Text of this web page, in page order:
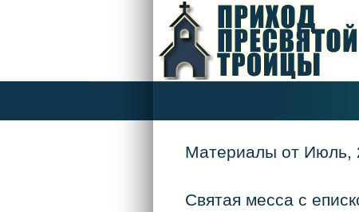
Материалы от Июль,
Святая месса с